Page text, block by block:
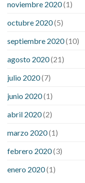
noviembre 2020(1)
octubre 2020(5)
septiembre 2020(10)
agosto 2020(21)
julio 2020(7)
junio 2020(1)
abril 2020(2)
marzo 2020(1)
febrero 2020(3)
enero 2020(1)